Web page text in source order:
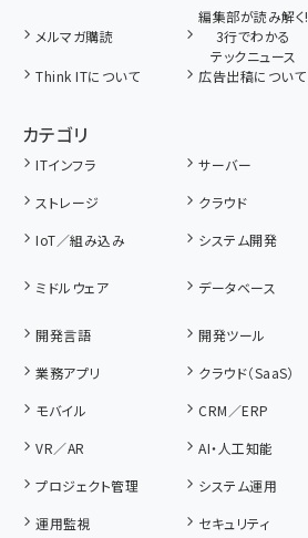
メルマガ購読
編集部が読み解く!
3行でわかる
テックニュース
Think ITについて 広告出稿について
カテゴリ
ITインフラ サーバー
ストレージ
クラウド
IoT／組み込み
システム開発
ミドルウェア データベース
開発言語
開発ツール
業務アプリ
クラウド（SaaS）
モバイル
CRM／ERP
VR／AR
AI・人工知能
プロジェクト管理
システム運用
運用監視
セキュリティ